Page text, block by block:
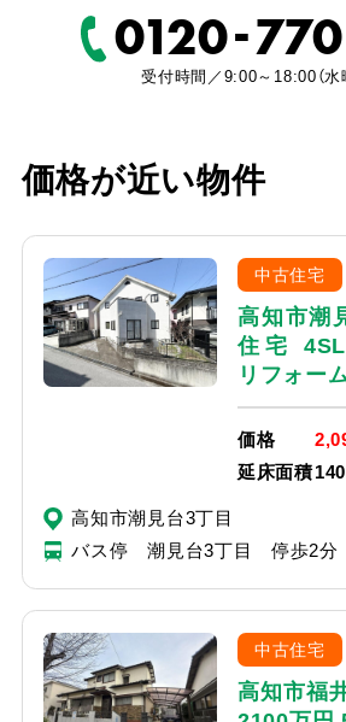
0120-770
受付時間／9:00～18:00（水
価格が近い物件
中古住宅
高知市潮
住宅
リフォー
価格
延床面積
高知市潮見台3丁目
バス停 潮見台3丁目 停歩2分
中古住宅
高知市福